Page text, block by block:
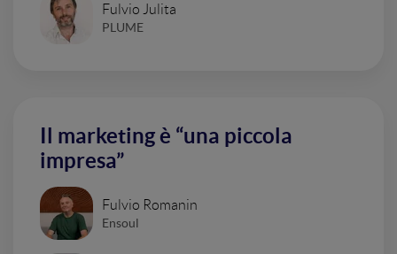
Fulvio Julita
PLUME
Il marketing è “una piccola
impresa”
Fulvio Romanin
Ensoul